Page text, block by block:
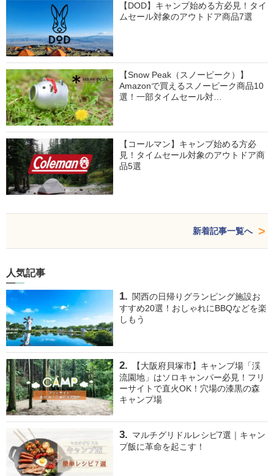
【DOD】キャンプ始める方必見！タイ
ムセール対象のアウトドア商品7選
【Snow Peak（スノーピーク）】
Amazonで買えるスノーピーク商品10
選！一部タイムセール対…
【コールマン】キャンプ始める方必
見！タイムセール対象のアウトドア商
品5選
新着記事一覧へ
人気記事
関西の日帰りグランピング施設お
すすめ20選！おしゃれにBBQなどを楽
しもう
【大阪府貝塚市】キャンプ場「渓
流園地」はソロキャンパー必見！フリ
ーサイトで直火OK！穴場の漆黒の森
キャンプ場
マルチグリドルレシピ7選｜キャン
プ飯に革命を起こす！